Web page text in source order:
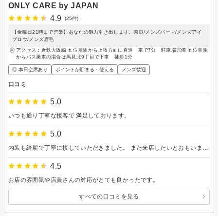
ONLY CARE by JAPAN
4.9
(25件)
【金曜日21時まで営業】あなたの魅力引き出します。奈良/メンズパーマ/メンズアイ
ブロウ/メンズ眉毛
アクセス：近鉄大阪線 五位堂駅から上牧方面に直進 車で7分 駐車場完備 五位堂駅
からバス乗車の場合は馬見北9丁目で下車 徒歩1分
◎ 本日空席あり ポイントが貯まる・使える メンズ歓迎
口コミ
5.0
いつも通り丁寧な接客で 満足しております。
5.0
4.5
お店の雰囲気や店員さんの対応がとても良かったです。
すべての口コミを見る